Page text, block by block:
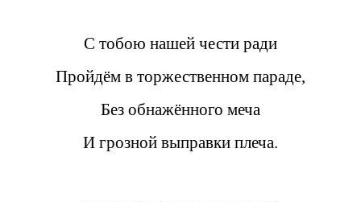
С тобою нашей чести ради
Пройдём в торжественном параде,
Без обнажённого меча
И грозной выправки плеча.